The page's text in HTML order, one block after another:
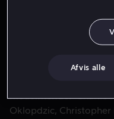
Henri ”Papillon”
Henri ”Papillon”
et mord han ikke har
Medvirkende Charlie
Oklopdzic
Christopher
Afvis alle